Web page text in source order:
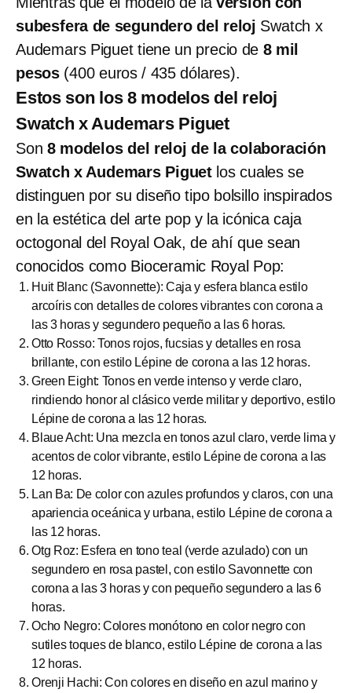
subesfera de segundero del reloj Swatch x
Audemars Piguet tiene un precio de 8 mil
pesos (400 euros / 435 dólares).
Estos son los 8 modelos del reloj
Swatch x Audemars Piguet
Son 8 modelos del reloj de la colaboración
Swatch x Audemars Piguet los cuales se
distinguen por su diseño tipo bolsillo inspirados
en la estética del arte pop y la icónica caja
octogonal del Royal Oak, de ahí que sean
conocidos como Bioceramic Royal Pop:
Huit Blanc (Savonnette): Caja y esfera blanca estilo
arcoíris con detalles de colores vibrantes con corona a
las 3 horas y segundero pequeño a las 6 horas.
Otto Rosso: Tonos rojos, fucsias y detalles en rosa
brillante, con estilo Lépine de corona a las 12 horas.
Green Eight: Tonos en verde intenso y verde claro,
rindiendo honor al clásico verde militar y deportivo, estilo
Lépine de corona a las 12 horas.
Blaue Acht: Una mezcla en tonos azul claro, verde lima y
acentos de color vibrante, estilo Lépine de corona a las
12 horas.
Lan Ba: De color con azules profundos y claros, con una
apariencia oceánica y urbana, estilo Lépine de corona a
las 12 horas.
Otg Roz: Esfera en tono teal (verde azulado) con un
segundero en rosa pastel, con estilo Savonnette con
corona a las 3 horas y con pequeño segundero a las 6
horas.
Ocho Negro: Colores monótono en color negro con
sutiles toques de blanco, estilo Lépine de corona a las
12 horas.
Orenji Hachi: Con colores en diseño en azul marino y